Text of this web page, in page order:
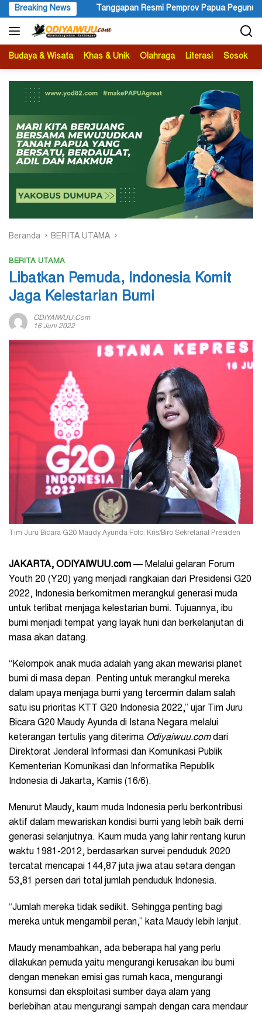
Langsung
ke
konten
Breaking News
Tanggapan Resmi Pemprov Papua Pegunungan Pasca Gubernur
Budaya & Wisata Khas & Unik Olahraga Literasi Sosok
Beranda BERITA UTAMA
BERITA UTAMA
Libatkan Pemuda, Indonesia Komit
Jaga Kelestarian Bumi
ODIYAIWUU.com
16 Juni 2022
Tim Juru Bicara G20 Maudy Ayunda Foto: Kris/Biro Sekretariat Presiden
JAKARTA, ODIYAIWUU.com — Melalui gelaran Forum
Youth 20 (Y20) yang menjadi rangkaian dari Presidensi G20
2022, Indonesia berkomitmen merangkul generasi muda
untuk terlibat menjaga kelestarian bumi. Tujuannya, ibu
bumi menjadi tempat yang layak huni dan berkelanjutan di
masa akan datang.
“Kelompok anak muda adalah yang akan mewarisi planet
bumi di masa depan. Penting untuk merangkul mereka
dalam upaya menjaga bumi yang tercermin dalam salah
satu isu prioritas KTT G20 Indonesia 2022,” ujar Tim Juru
Bicara G20 Maudy Ayunda di Istana Negara melalui
keterangan tertulis yang diterima Odiyaiwuu.comdari
Direktorat Jenderal Informasi dan Komunikasi Publik
Kementerian Komunikasi dan Informatika Republik
Indonesia di Jakarta, Kamis (16/6).
Menurut Maudy, kaum muda Indonesia perlu berkontribusi
aktif dalam mewariskan kondisi bumi yang lebih baik demi
generasi selanjutnya. Kaum muda yang lahir rentang kurun
waktu 1981-2012, berdasarkan survei penduduk 2020
tercatat mencapai 144,87 juta jiwa atau setara dengan
53,81 persen dari total jumlah penduduk Indonesia.
“Jumlah mereka tidak sedikit. Sehingga penting bagi
mereka untuk mengambil peran,” kata Maudy lebih lanjut.
Maudy menambahkan, ada beberapa hal yang perlu
dilakukan pemuda yaitu mengurangi kerusakan ibu bumi
dengan menekan emisi gas rumah kaca, mengurangi
konsumsi dan eksploitasi sumber daya alam yang
berlebihan atau mengurangi sampah dengan cara mendaur